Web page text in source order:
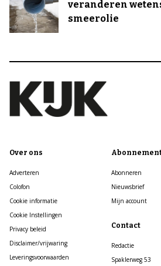
veranderen
smeerolie
Over ons
Adverteren
Colofon
Cookie informatie
Cookie Instellingen
Privacy beleid
Disclaimer/vrijwaring
Leveringsvoorwaarden
Abonneren
Nieuwsbrief
Mijn account
Contact
Redactie
Spaklerweg 53